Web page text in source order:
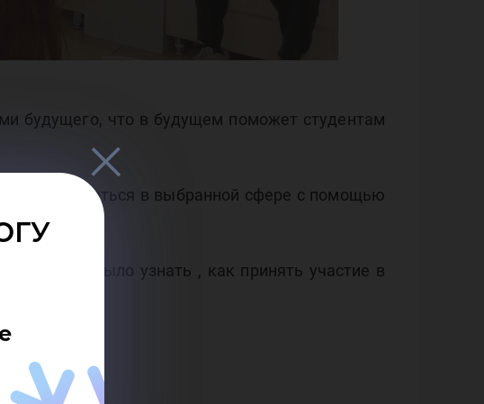
будущего, что в будущем поможет студентам
развиваться в выбранной сфере с помощью
можно было узнать , как принять участие в